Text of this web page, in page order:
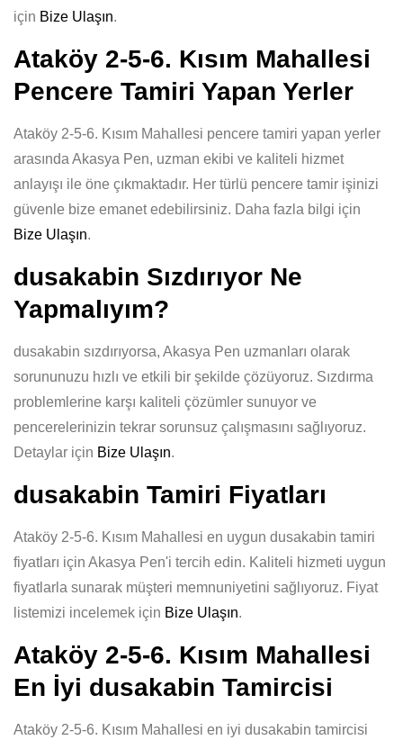
için Bize Ulaşın.
Ataköy 2-5-6. Kısım Mahallesi
Pencere Tamiri Yapan Yerler
Ataköy 2-5-6. Kısım Mahallesi pencere tamiri yapan yerler
arasında Akasya Pen, uzman ekibi ve kaliteli hizmet
anlayışı ile öne çıkmaktadır. Her türlü pencere tamir işinizi
güvenle bize emanet edebilirsiniz. Daha fazla bilgi için
Bize Ulaşın.
dusakabin Sızdırıyor Ne
Yapmalıyım?
dusakabin sızdırıyorsa, Akasya Pen uzmanları olarak
sorununuzu hızlı ve etkili bir şekilde çözüyoruz. Sızdırma
problemlerine karşı kaliteli çözümler sunuyor ve
pencerelerinizin tekrar sorunsuz çalışmasını sağlıyoruz.
Detaylar için Bize Ulaşın.
dusakabin Tamiri Fiyatları
Ataköy 2-5-6. Kısım Mahallesi en uygun dusakabin tamiri
fiyatları için Akasya Pen'i tercih edin. Kaliteli hizmeti uygun
fiyatlarla sunarak müşteri memnuniyetini sağlıyoruz. Fiyat
listemizi incelemek için Bize Ulaşın.
Ataköy 2-5-6. Kısım Mahallesi
En İyi dusakabin Tamircisi
Ataköy 2-5-6. Kısım Mahallesi en iyi dusakabin tamircisi